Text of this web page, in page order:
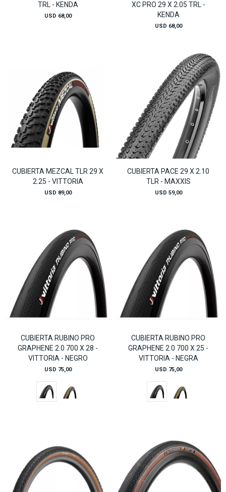
TRL - KENDA
USD 68,00
XC PRO 29 X 2.05 TRL -
KENDA
USD 68,00
CUBIERTA MEZCAL TLR 29 X
2.25 - VITTORIA
USD 89,00
CUBIERTA PACE 29 X 2.10
TLR - MAXXIS
USD 59,00
CUBIERTA RUBINO PRO
GRAPHENE 2.0 700 X 28 -
VITTORIA - NEGRO
USD 75,00
CUBIERTA RUBINO PRO
GRAPHENE 2.0 700 X 25 -
VITTORIA - NEGRA
USD 75,00